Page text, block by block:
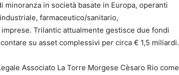
in società basate in Europa, operanti
farmaceutico/sanitario,
Trilantic attualmente gestisce due fondi
su asset complessivi per circa € 1,5 miliardi.
Associato La Torre Morgese Cèsaro Rio come